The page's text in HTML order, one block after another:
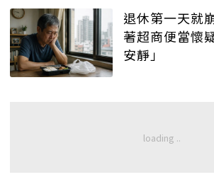
退休第一天就
著超商便當懷
安靜」